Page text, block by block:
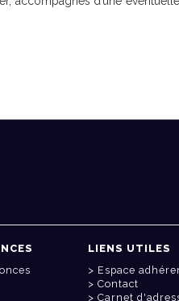
LIENS UTILES
Espace
Contact
Carnet